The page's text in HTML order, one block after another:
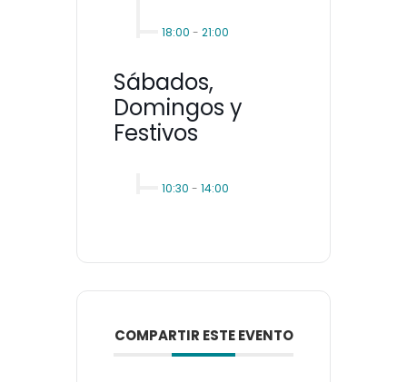
18:00 - 21:00
Sábados,
Domingos y
Festivos
10:30 - 14:00
COMPARTIR ESTE EVENTO